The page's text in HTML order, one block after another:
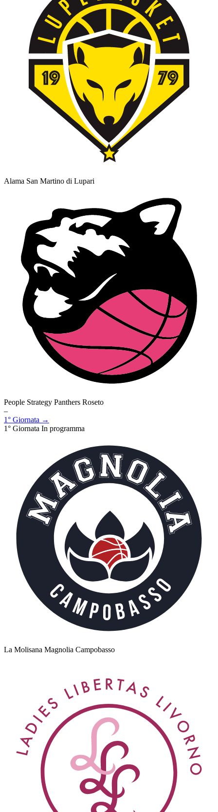
Alama San Martino di Lupari
People Strategy Panthers Roseto
–
1° Giornata →
1° Giornata In programma
La Molisana Magnolia Campobasso